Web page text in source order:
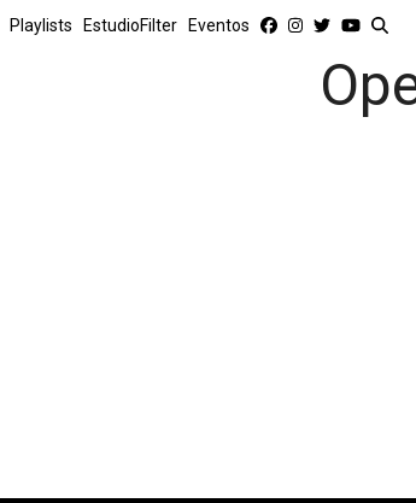
Playlists EstudioFilter Eventos